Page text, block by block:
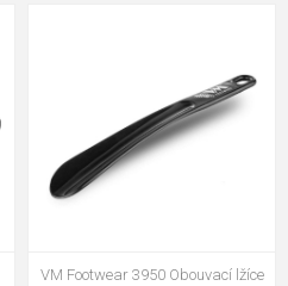
VM Footwear 3102 Tkaničky